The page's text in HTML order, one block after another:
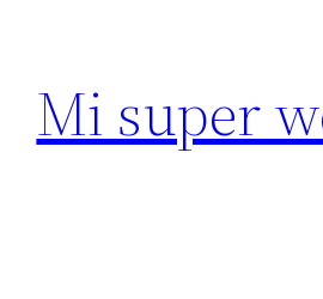
contenido
Mi super